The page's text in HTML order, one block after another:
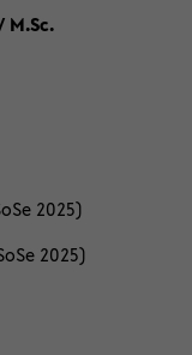
2025)
2025)